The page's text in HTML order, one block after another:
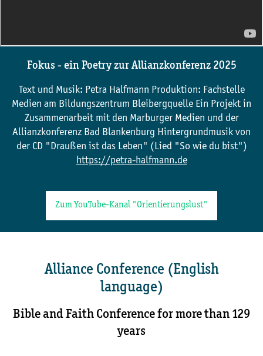
Fokus - ein Poetry zur Allianzkonferenz 2025
Text und Musik: Petra Halfmann Produktion: Fachstelle
Medien am Bildungszentrum Bleibergquelle Ein Projekt in
Zusammenarbeit mit den Marburger Medien und der
Allianzkonferenz Bad Blankenburg Hintergrundmusik von
der CD "Draußen ist das Leben" (Lied "So wie du bist")
https://petra-halfmann.de
Zum YouTube-Kanal "Orientierungslust"
Alliance Conference (English
language)
Bible and Faith Conference for more than 129
years